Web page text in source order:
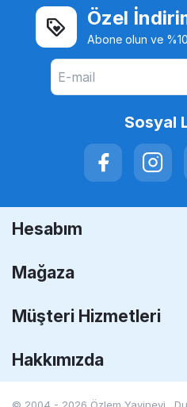
Özel
Abone olun ve
Sosyal
Hesabım
Mağaza
Müşteri Hizmetleri
Hakkımızda